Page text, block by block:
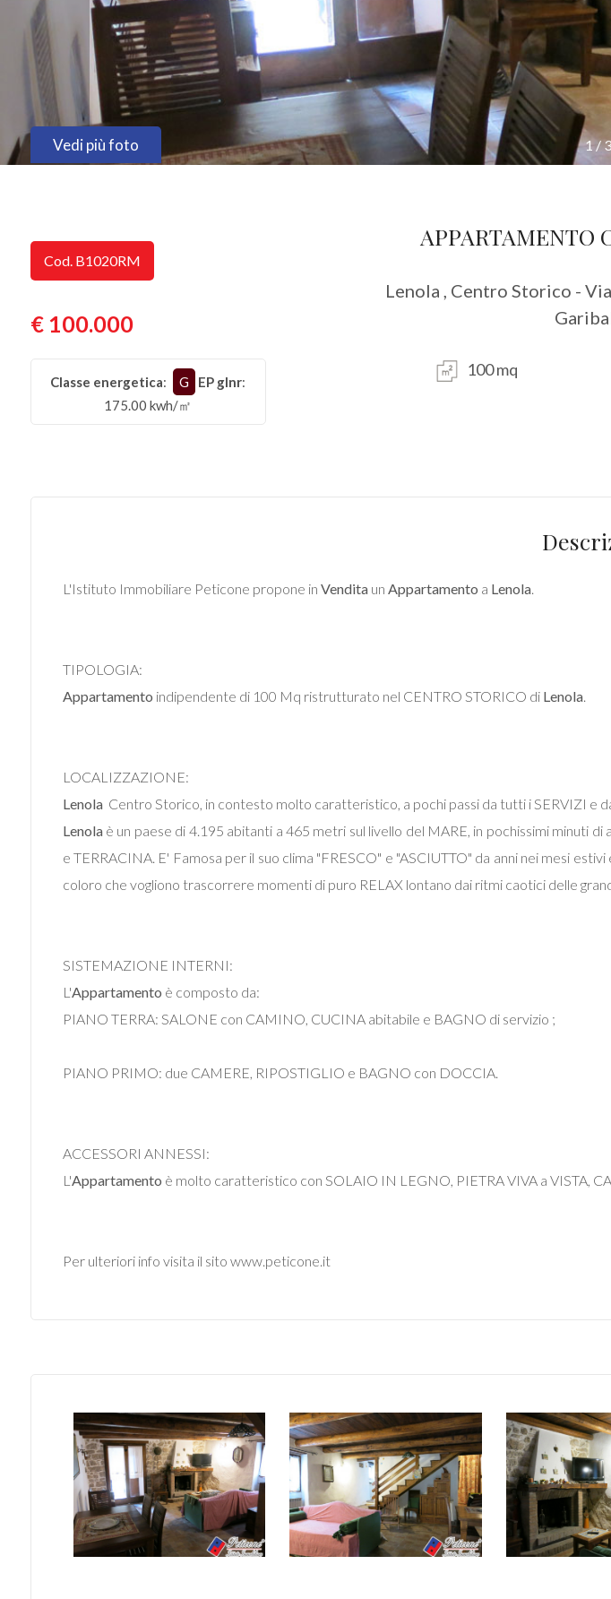
1/
Vedi più foto
Cod. B1020RM
€ 100.000
Classe energetica: G EP glnr:
175.00 kwh/㎡
APPARTAMENTO
Lenola , Centro Storico -
100 mq
L'Istituto Immobiliare Peticone propone in Venditaun Appartamento a Lenola.
TIPOLOGIA:
Appartamento indipendente di 100 Mq ristrutturato nel CENTRO STORICO di Lenola.
LOCALIZZAZIONE:
Lenola Centro Storico, in contesto molto caratteristico, a pochi passi da tutti i SERVIZI e
Lenolaè un paese di 4.195 abitanti a 465 metri sul livello del MARE, in pochissimi minuti
e TERRACINA. E' Famosa per il suo clima "FRESCO" e "ASCIUTTO" da anni nei mesi
coloro che vogliono trascorrere momenti di puro RELAX lontano dai ritmi caotici delle
SISTEMAZIONE INTERNI:
L'Appartamento è composto da:
PIANO TERRA: SALONE con CAMINO, CUCINA abitabile e BAGNO di servizio ;
PIANO PRIMO: due CAMERE, RIPOSTIGLIO e BAGNO con DOCCIA.
ACCESSORI ANNESSI:
L'Appartamento è molto caratteristico con SOLAIO IN LEGNO, PIETRA VIVA a VISTA,
Per ulteriori info visita il sito www.peticone.it
Provincia
Tipologia
Totale
Locali
minimi
Qualsiasi